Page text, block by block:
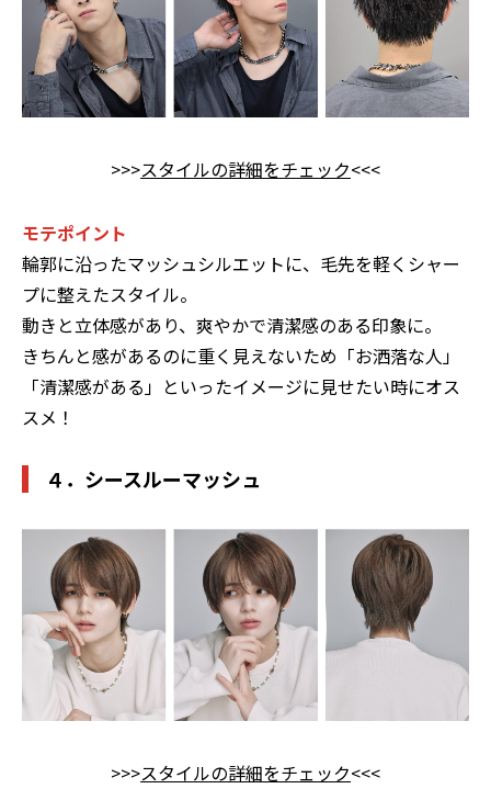
>>>スタイルの詳細をチェック<<<
モテポイント
輪郭に沿ったマッシュシルエットに、毛先を軽くシャー
プに整えたスタイル。
動きと立体感があり、爽やかで清潔感のある印象に。
きちんと感があるのに重く見えないため「お洒落な人」
「清潔感がある」といったイメージに見せたい時にオス
スメ！
４．シースルーマッシュ
>>>スタイルの詳細をチェック<<<